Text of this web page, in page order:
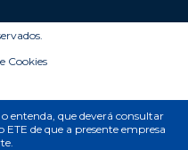
Cookies
entenda, que deverá consultar
ETE de que a presente empresa